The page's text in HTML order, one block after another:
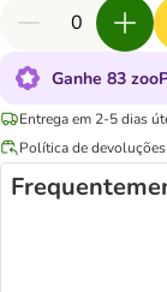
Ganhe 83
Entrega em 2-5 dias
Política de devoluções